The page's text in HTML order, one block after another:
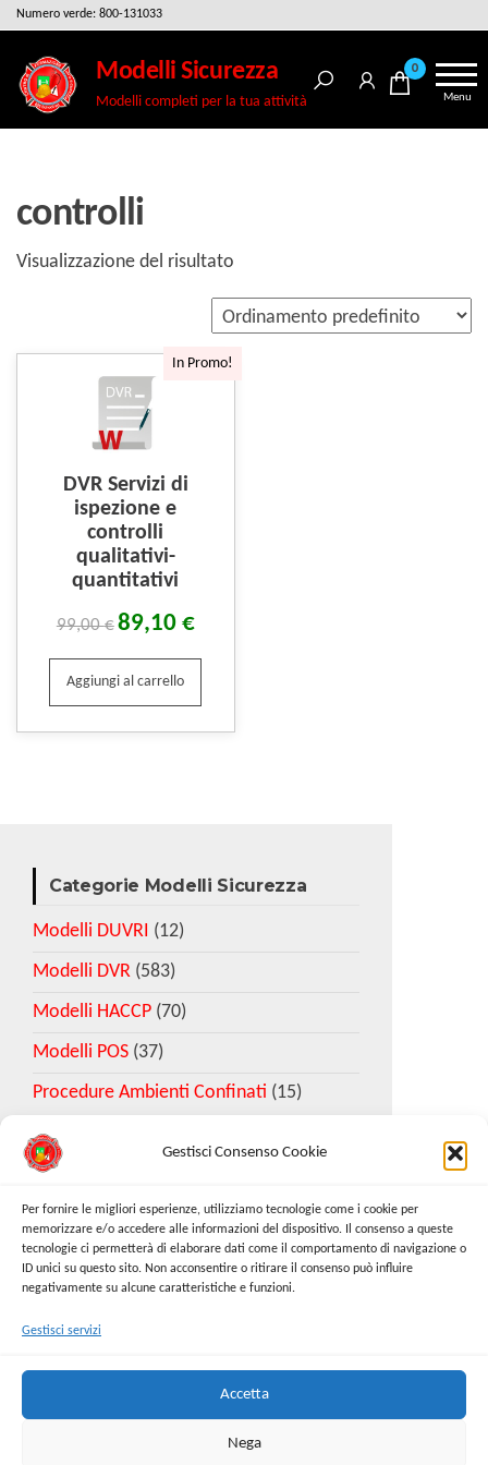
Gestisci Consenso Cookie
Per fornire le migliori esperienze, utilizziamo tecnologie come i cookie per
memorizzare e/o accedere alle informazioni del dispositivo. Il consenso a queste
tecnologie ci permetterà di elaborare dati come il comportamento di navigazione o
ID unici su questo sito. Non acconsentire o ritirare il consenso può influire
negativamente su alcune caratteristiche e funzioni.
Gestisci servizi
Accetta
Nega
Salta
vai
contenuto
Numero verde: 800-131033
Modelli Sicurezza
Modelli completi per la tua attività
0
Menu
controlli
Visualizzazione del risultato
In Promo!
DVR Servizi di
ispezione e
controlli
qualitativi-
quantitativi
99,00€89,10 €
Aggiungi al carrello
Categorie Modelli Sicurezza
Modelli DUVRI (12)
Modelli DVR (583)
Modelli HACCP (70)
Modelli POS (37)
Procedure Ambienti Confinati (15)
Richiedi Modello